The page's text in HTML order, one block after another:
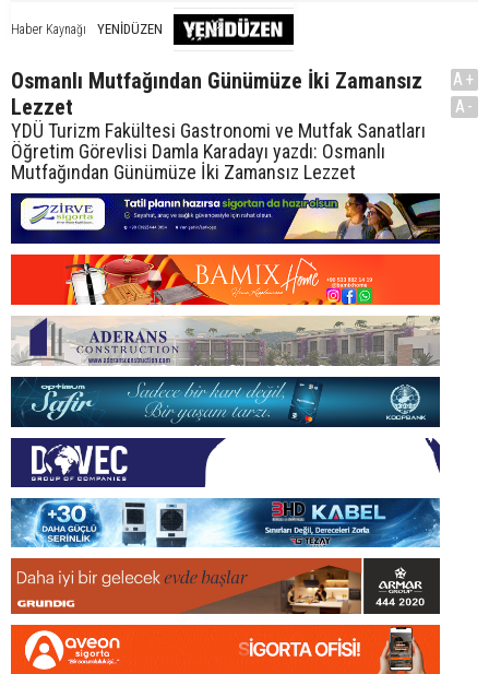
Haber Kaynağı YENİDÜZEN
Osmanlı Mutfağından Günümüze İki Zamansız
Lezzet
YDÜ Turizm Fakültesi Gastronomi ve Mutfak Sanatları
Öğretim Görevlisi Damla Karadayı yazdı: Osmanlı
Mutfağından Günümüze İki Zamansız Lezzet
A+
A-